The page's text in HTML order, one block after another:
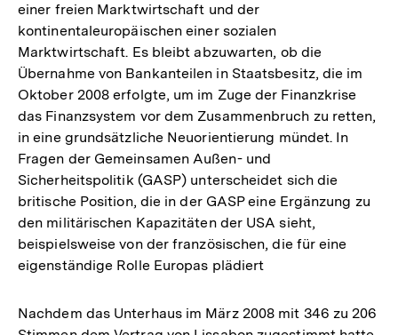
einer freien Marktwirtschaft und der
kontinentaleuropäischen einer sozialen
Marktwirtschaft. Es bleibt abzuwarten, ob die
Übernahme von Bankanteilen in Staatsbesitz, die im
Oktober 2008 erfolgte, um im Zuge der Finanzkrise
das Finanzsystem vor dem Zusammenbruch zu retten,
in eine grundsätzliche Neuorientierung mündet. In
Fragen der Gemeinsamen Außen- und
Sicherheitspolitik (GASP) unterscheidet sich die
britische Position, die in der GASP eine Ergänzung zu
den militärischen Kapazitäten der USA sieht,
beispielsweise von der französischen, die für eine
eigenständige Rolle Europas plädiert
Nachdem das Unterhaus im März 2008 mit 346 zu 206